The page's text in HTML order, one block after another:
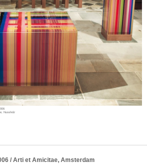
Nussholz
/ Arti et Amicitae, Amsterdam